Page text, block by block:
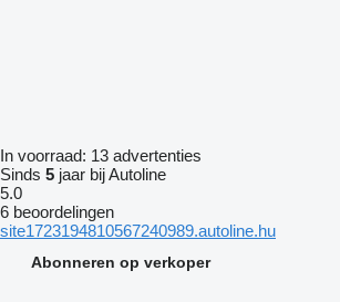
In voorraad: 13 advertenties
Sinds 5 jaar bij Autoline
5.0
6 beoordelingen
site1723194810567240989.autoline.hu
Abonneren op verkoper